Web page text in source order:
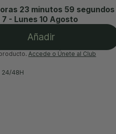
23 minutos 57 segundos
- Lunes 10 Agosto
Añadir
Accede o Únete al Club
24/48H